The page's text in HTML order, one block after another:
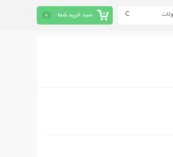
سبد خرید شما 0